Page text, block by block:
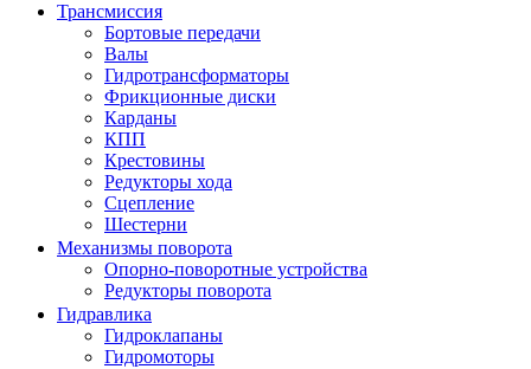
Трансмиссия
Бортовые передачи
Валы
Гидротрансформаторы
Фрикционные диски
Карданы
КПП
Крестовины
Редукторы хода
Сцепление
Шестерни
Механизмы поворота
Опорно-поворотные устройства
Редукторы поворота
Гидравлика
Гидроклапаны
Гидромоторы